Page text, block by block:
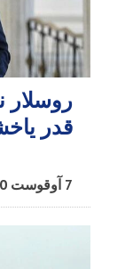
روسلار
قدر
7 آوقوست 18:30